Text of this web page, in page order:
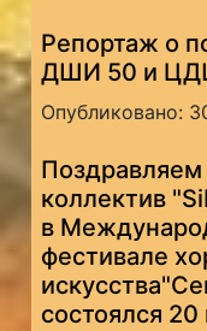
Репортаж о
ДШИ 50 и
Опубликовано:
коллектив
в
фестивале
состоялся 20